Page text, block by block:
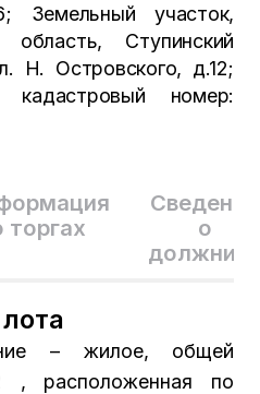
торгах
Сведения
о
– жилое, общей
расположенная по
Земельный участок,
Ступинский
Н. Островского, д.12;
номер: